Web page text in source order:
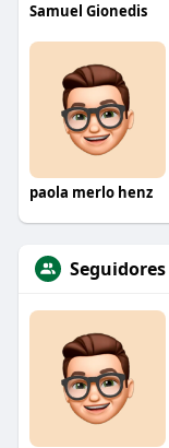
Samuel Gionedis
paola merlo henz
Seguidores